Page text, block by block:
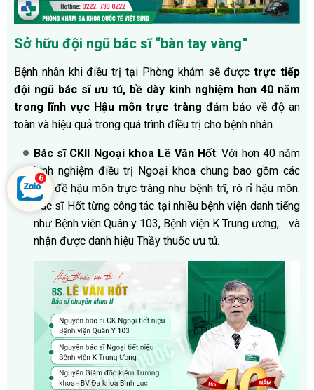
Sở hữu đội ngũ bác sĩ “bàn tay vàng”
Bệnh nhân khi điều trị tại Phòng khám sẽ đượctrực tiếp
đội ngũ bác sĩ ưu tú, bề dày kinh nghiệm hơn 40 năm
trong lĩnh vực Hậu môn trực tràng đảm bảo về độ an
toàn và hiệu quả trong quá trình điều trị cho bệnh nhân.
Bác sĩ CKII Ngoại khoa Lê Văn Hốt: Với hơn 40 năm
kinh nghiệm điều trị Ngoại khoa chung bao gồm các
vấn đề hậu môn trực tràng như bệnh trĩ, rò rỉ hậu môn.
Bác sĩ Hốt từng công tác tại nhiều bệnh viện danh tiếng
như Bệnh viện Quân y 103, Bệnh viện K Trung ương,… và
nhận được danh hiệu Thầy thuốc ưu tú.